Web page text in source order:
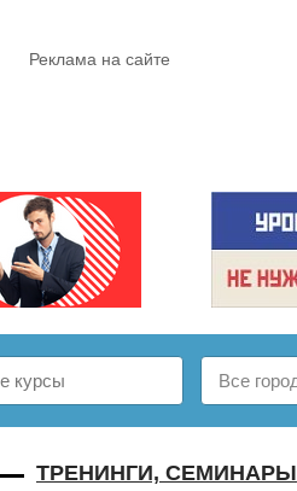
Реклама на сайте
ТРЕНИНГИ, СЕМИНАРЫ